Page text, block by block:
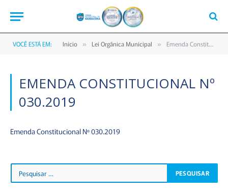
VOCÊ ESTÁ EM: Início » Lei Orgânica Municipal » Emenda Constitucional Nº 030.2019
EMENDA CONSTITUCIONAL Nº
030.2019
Emenda Constitucional Nº 030.2019